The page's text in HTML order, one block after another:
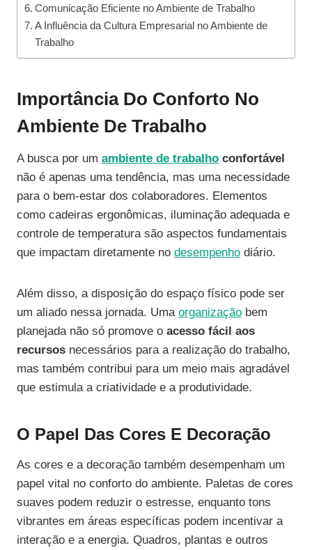
Comunicação Eficiente no Ambiente de Trabalho
A Influência da Cultura Empresarial no Ambiente de
Trabalho
Importância Do Conforto No
Ambiente De Trabalho
A busca por um ambiente de trabalho confortável
não é apenas uma tendência, mas uma necessidade
para o bem-estar dos colaboradores. Elementos
como cadeiras ergonômicas, iluminação adequada e
controle de temperatura são aspectos fundamentais
que impactam diretamente no desempenho diário.
Além disso, a disposição do espaço físico pode ser
um aliado nessa jornada. Uma organização bem
planejada não só promove o acesso fácil aos
recursos necessários para a realização do trabalho,
mas também contribui para um meio mais agradável
que estimula a criatividade e a produtividade.
O Papel Das Cores E Decoração
As cores e a decoração também desempenham um
papel vital no conforto do ambiente. Paletas de cores
suaves podem reduzir o estresse, enquanto tons
vibrantes em áreas específicas podem incentivar a
interação e a energia. Quadros, plantas e outros